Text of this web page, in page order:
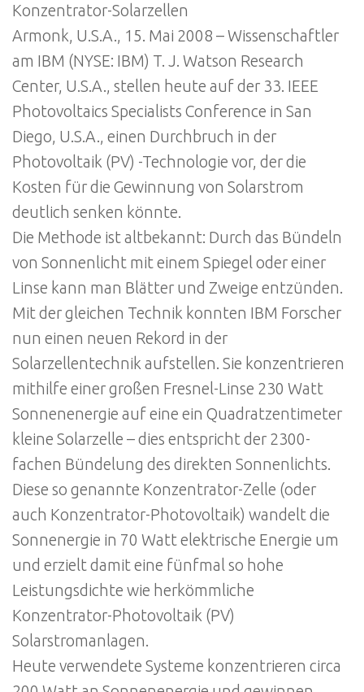
Konzentrator-Solarzellen
Armonk, U.S.A., 15. Mai 2008 – Wissenschaftler
am IBM (NYSE: IBM) T. J. Watson Research
Center, U.S.A., stellen heute auf der 33. IEEE
Photovoltaics Specialists Conference in San
Diego, U.S.A., einen Durchbruch in der
Photovoltaik (PV) -Technologie vor, der die
Kosten für die Gewinnung von Solarstrom
deutlich senken könnte.
Die Methode ist altbekannt: Durch das Bündeln
von Sonnenlicht mit einem Spiegel oder einer
Linse kann man Blätter und Zweige entzünden.
Mit der gleichen Technik konnten IBM Forscher
nun einen neuen Rekord in der
Solarzellentechnik aufstellen. Sie konzentrieren
mithilfe einer großen Fresnel-Linse 230 Watt
Sonnenenergie auf eine ein Quadratzentimeter
kleine Solarzelle – dies entspricht der 2300-
fachen Bündelung des direkten Sonnenlichts.
Diese so genannte Konzentrator-Zelle (oder
auch Konzentrator-Photovoltaik) wandelt die
Sonnenergie in 70 Watt elektrische Energie um
und erzielt damit eine fünfmal so hohe
Leistungsdichte wie herkömmliche
Konzentrator-Photovoltaik (PV)
Solarstromanlagen.
Heute verwendete Systeme konzentrieren circa